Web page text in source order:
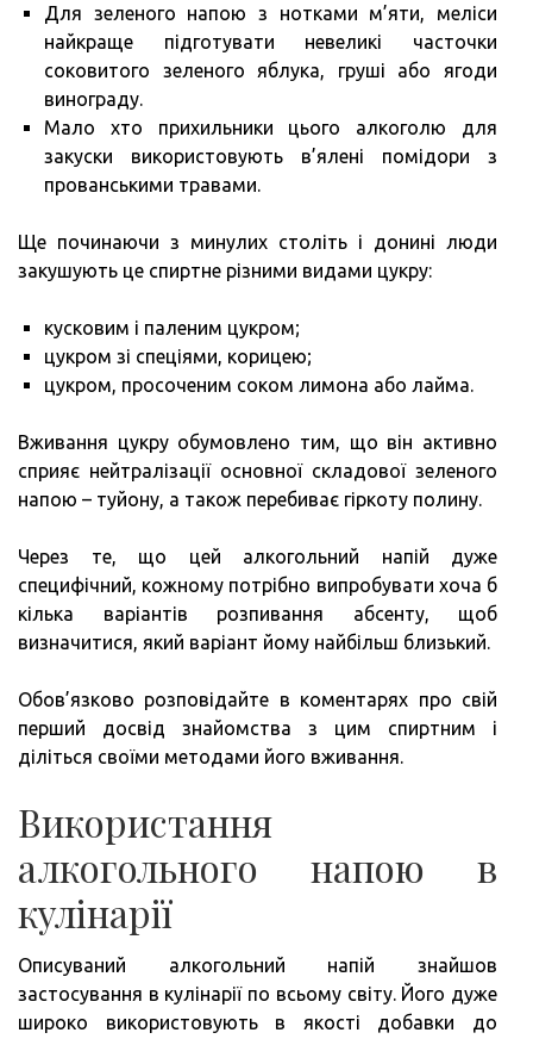
Для зеленого напою з нотками м’яти, меліси
найкраще підготувати невеликі часточки
соковитого зеленого яблука, груші або ягоди
винограду.
Мало хто прихильники цього алкоголю для
закуски використовують в’ялені помідори з
прованськими травами.
Ще починаючи з минулих століть і донині люди
закушують це спиртне різними видами цукру:
кусковим і паленим цукром;
цукром зі спеціями, корицею;
цукром, просоченим соком лимона або лайма.
Вживання цукру обумовлено тим, що він активно
сприяє нейтралізації основної складової зеленого
напою – туйону, а також перебиває гіркоту полину.
Через те, що цей алкогольний напій дуже
специфічний, кожному потрібно випробувати хоча б
кілька варіантів розпивання абсенту, щоб
визначитися, який варіант йому найбільш близький.
Обов’язково розповідайте в коментарях про свій
перший досвід знайомства з цим спиртним і
діліться своїми методами його вживання.
Використання
алкогольного напою в
кулінарії
Описуваний алкогольний напій знайшов
застосування в кулінарії по всьому світу. Його дуже
широко використовують в якості добавки до